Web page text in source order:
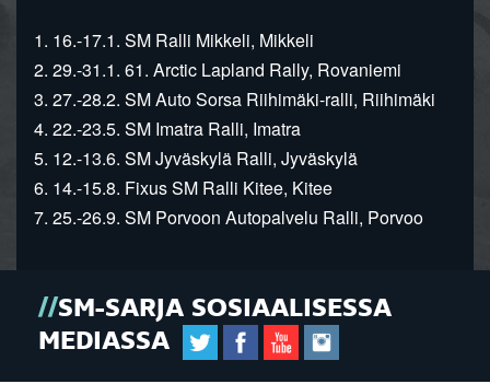
1. 16.-17.1. SM Ralli Mikkeli, Mikkeli
2. 29.-31.1. 61. Arctic Lapland Rally, Rovaniemi
3. 27.-28.2. SM Auto Sorsa Riihimäki-ralli, Riihimäki
4. 22.-23.5. SM Imatra Ralli, Imatra
5. 12.-13.6. SM Jyväskylä Ralli, Jyväskylä
6. 14.-15.8. Fixus SM Ralli Kitee, Kitee
7. 25.-26.9. SM Porvoon Autopalvelu Ralli, Porvoo
SM-SARJA SOSIAALISESSA
MEDIASSA